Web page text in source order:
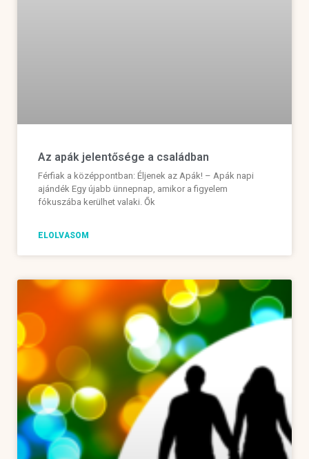
Az apák jelentősége a családban
Férfiak a középpontban: Éljenek az Apák! – Apák napi
ajándék Egy újabb ünnepnap, amikor a figyelem
fókuszába kerülhet valaki. Ők
ELOLVASOM